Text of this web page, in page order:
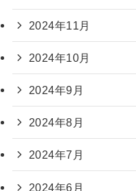
2024年11月
2024年10月
2024年9月
2024年8月
2024年7月
2024年6月